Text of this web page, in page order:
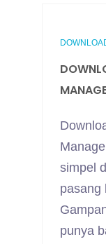
simpel
pasang
punya